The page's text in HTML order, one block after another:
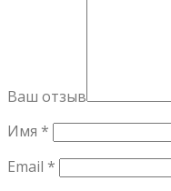
Ваш отзыв
Имя *
Email *